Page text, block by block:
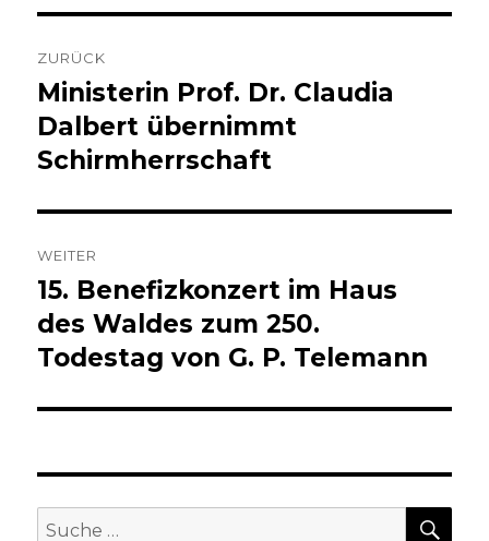
ZURÜCK
Vorheriger
Beitrag:
Ministerin Prof. Dr. Claudia
Dalbert übernimmt
Schirmherrschaft
WEITER
Nächster
Beitrag:
15. Benefizkonzert im Haus
des Waldes zum 250.
Todestag von G. P. Telemann
Suche